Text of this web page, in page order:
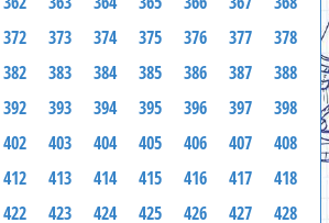
372 373 374 375 376 377
378
382 383 384 385 386 387
388
392 393 394 395 396 397
398
402 403 404 405 406 407
408
412 413 414 415 416 417
418
422 423 424 425 426 427 428